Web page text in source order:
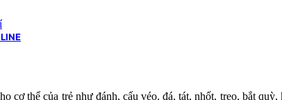
cơ thể của trẻ như đánh, cấu véo, đá, tát, nhốt, treo, bắt